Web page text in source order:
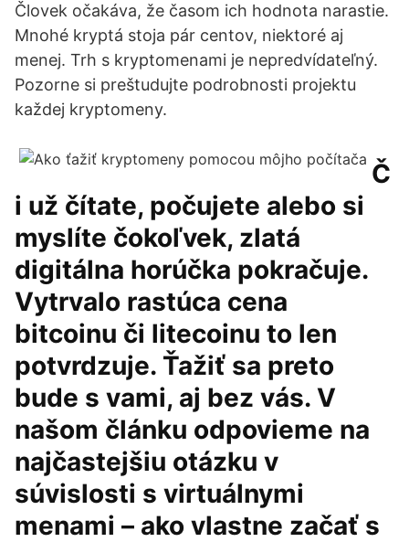
Človek očakáva, že časom ich hodnota narastie.
Mnohé kryptá stoja pár centov, niektoré aj
menej. Trh s kryptomenami je nepredvídateľný.
Pozorne si preštudujte podrobnosti projektu
každej kryptomeny.
Č
i už čítate, počujete alebo si
myslíte čokoľvek, zlatá
digitálna horúčka pokračuje.
Vytrvalo rastúca cena
bitcoinu či litecoinu to len
potvrdzuje. Ťažiť sa preto
bude s vami, aj bez vás. V
našom článku odpovieme na
najčastejšiu otázku v
súvislosti s virtuálnymi
menami – ako vlastne začať s